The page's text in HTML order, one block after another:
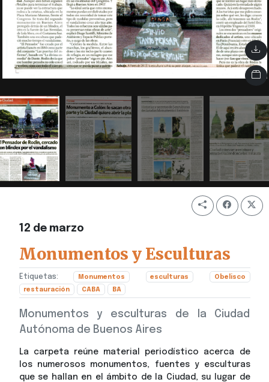
12 de marzo
Monumentos y Esculturas
Etiquetas: Monumentos esculturas Obelisco
restauración CABA BA
Monumentos y esculturas de la Ciudad
Autónoma de Buenos Aires
La carpeta reúne material periodístico acerca de
los numerosos monumentos, fuentes y esculturas
que se hallan en el ámbito de la Ciudad, su lugar de